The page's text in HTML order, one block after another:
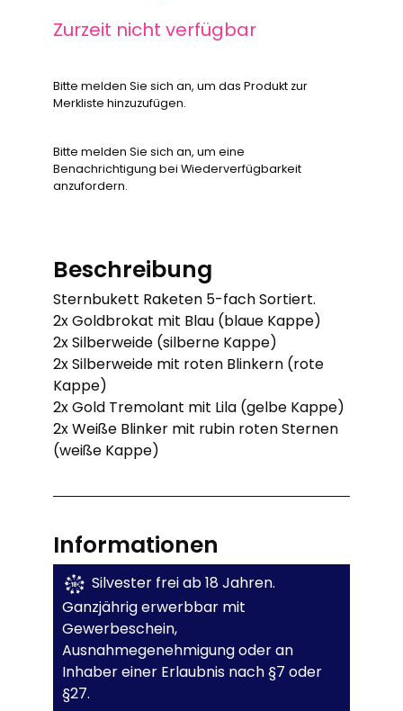
Zurzeit nicht verfügbar
Bitte melden Sie sich an, um das Produkt zur
Merkliste hinzuzufügen.
Bitte melden Sie sich an, um eine
Benachrichtigung bei Wiederverfügbarkeit
anzufordern.
Beschreibung
Sternbukett Raketen 5-fach Sortiert.
2x Goldbrokat mit Blau (blaue Kappe)
2x Silberweide (silberne Kappe)
2x Silberweide mit roten Blinkern (rote
Kappe)
2x Gold Tremolant mit Lila (gelbe Kappe)
2x Weiße Blinker mit rubin roten Sternen
(weiße Kappe)
Informationen
Silvester frei ab 18 Jahren.
Ganzjährig erwerbbar mit
Gewerbeschein,
Ausnahmegenehmigung oder an
Inhaber einer Erlaubnis nach §7 oder
§27.